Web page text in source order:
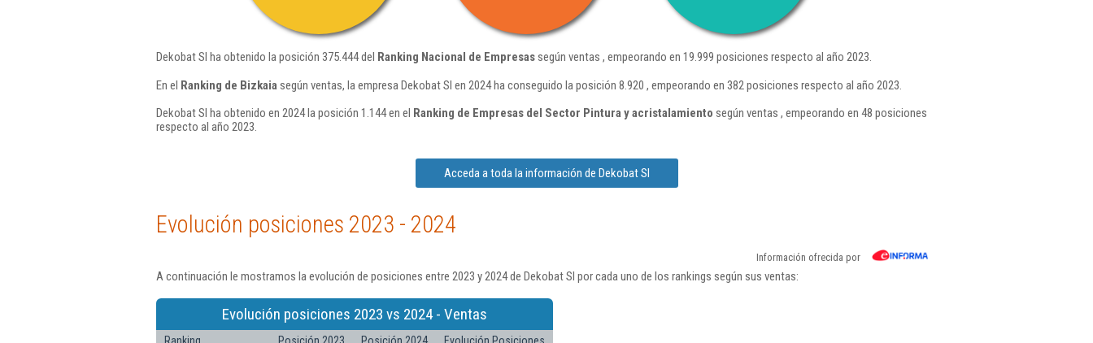
Dekobat Sl ha obtenido la posición 375.444 del Ranking Nacional de Empresassegún ventas , empeorando en 19.999 posiciones respecto al año 2023.
En el Ranking de Bizkaia según ventas, la empresa Dekobat Sl en 2024 ha conseguido la posición 8.920 , empeorando en 382 posiciones respecto al año 2023.
Dekobat Sl ha obtenido en 2024 la posición 1.144 en el Ranking de Empresas del Sector Pintura y acristalamiento según ventas , empeorando en 48 posiciones
respecto al año 2023.
Acceda a toda la información de Dekobat Sl
Evolución posiciones 2023 - 2024
Información ofrecida por
A continuación le mostramos la evolución de posiciones entre 2023 y 2024 de Dekobat Sl por cada uno de los rankings según sus ventas:
Evolución posiciones 2023 vs 2024 - Ventas
Ranking Posición 2023 Posición 2024
Evolución Posiciones